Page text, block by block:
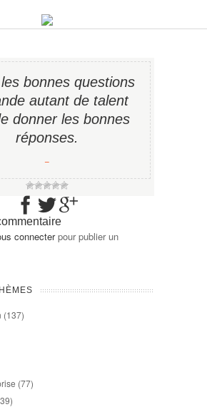
bonnes questions
autant de talent
donner les bonnes
réponses.
−
connecterpour publier un
(137)
(77)